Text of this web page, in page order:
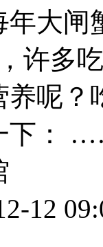
大闸
许多
呢
下：
12